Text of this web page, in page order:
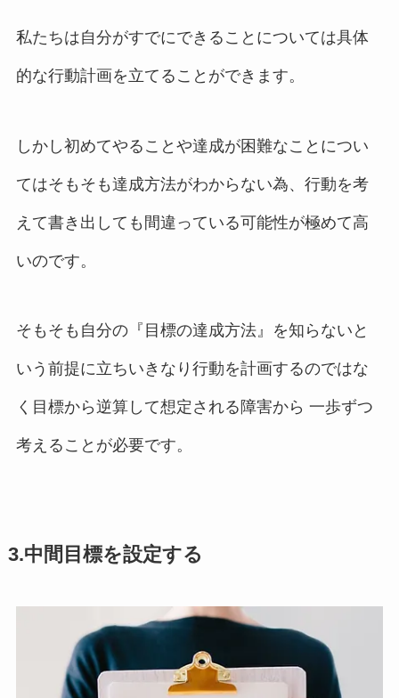
私たちは自分がすでにできることについては具体
的な行動計画を立てることができます。
しかし初めてやることや達成が困難なことについ
てはそもそも達成方法がわからない為、行動を考
えて書き出しても間違っている可能性が極めて高
いのです。
そもそも自分の『目標の達成方法』を知らないと
いう前提に立ちいきなり行動を計画するのではな
く目標から逆算して想定される障害から 一歩ずつ
考えることが必要です。
3.中間目標を設定する